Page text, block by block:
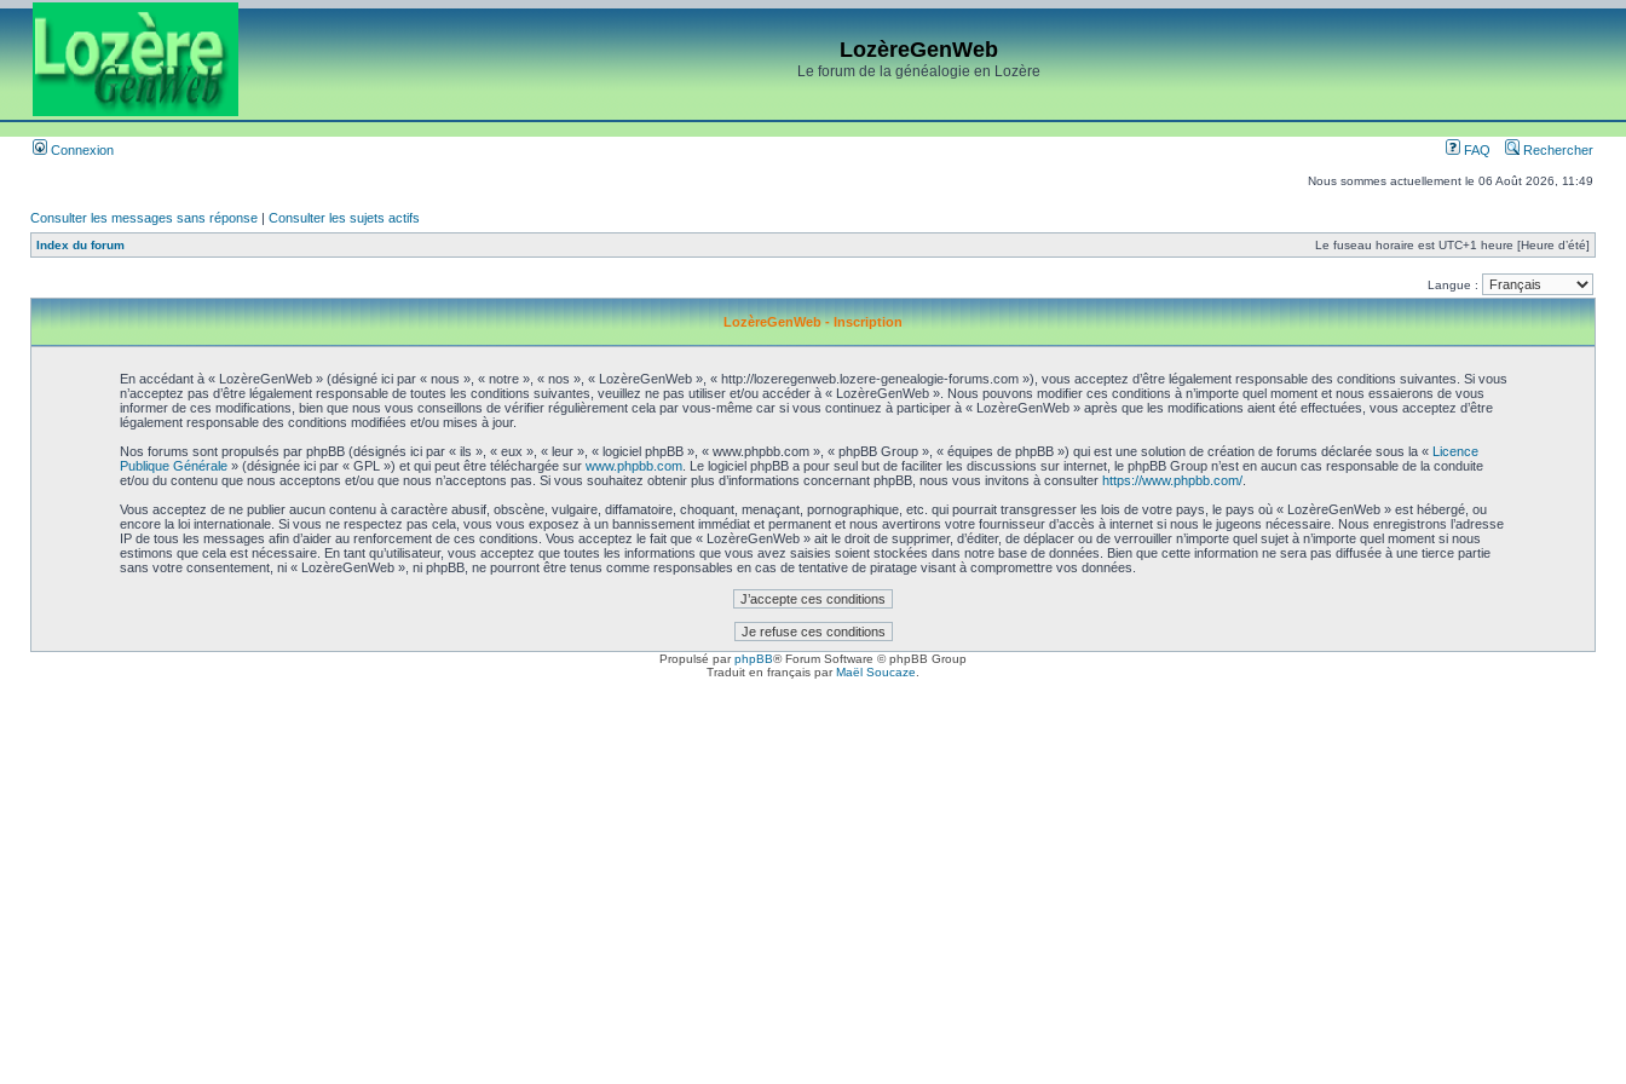
LozèreGenWeb
Le forum de la généalogie en Lozère
Connexion FAQ Rechercher
Nous sommes actuellement le 06 Août 2026, 11:49
Consulter les messages sans réponse | Consulter les sujets actifs
Index du forum Le fuseau horaire est UTC+1 heure [Heure d’été]
Langue :
LozèreGenWeb - Inscription
En accédant à « LozèreGenWeb » (désigné ici par « nous », « notre », « nos », « LozèreGenWeb », « http://lozeregenweb.lozere-genealogie-forums.com »), vous acceptez d’être légalement responsable des conditions suivantes. Si vous
n’acceptez pas d’être légalement responsable de toutes les conditions suivantes, veuillez ne pas utiliser et/ou accéder à « LozèreGenWeb ». Nous pouvons modifier ces conditions à n’importe quel moment et nous essaierons de vous
informer de ces modifications, bien que nous vous conseillons de vérifier régulièrement cela par vous-même car si vous continuez à participer à « LozèreGenWeb » après que les modifications aient été effectuées, vous acceptez d’être
légalement responsable des conditions modifiées et/ou mises à jour.
Nos forums sont propulsés par phpBB (désignés ici par « ils », « eux », « leur », « logiciel phpBB », « www.phpbb.com », « phpBB Group », « équipes de phpBB ») qui est une solution de création de forums déclarée sous la « Licence
Publique Générale» (désignée ici par « GPL ») et qui peut être téléchargée sur www.phpbb.com. Le logiciel phpBB a pour seul but de faciliter les discussions sur internet, le phpBB Group n’est en aucun cas responsable de la conduite
et/ou du contenu que nous acceptons et/ou que nous n’acceptons pas. Si vous souhaitez obtenir plus d’informations concernant phpBB, nous vous invitons à consulter https://www.phpbb.com/.
Vous acceptez de ne publier aucun contenu à caractère abusif, obscène, vulgaire, diffamatoire, choquant, menaçant, pornographique, etc. qui pourrait transgresser les lois de votre pays, le pays où « LozèreGenWeb » est hébergé, ou
encore la loi internationale. Si vous ne respectez pas cela, vous vous exposez à un bannissement immédiat et permanent et nous avertirons votre fournisseur d’accès à internet si nous le jugeons nécessaire. Nous enregistrons l’adresse
IP de tous les messages afin d’aider au renforcement de ces conditions. Vous acceptez le fait que « LozèreGenWeb » ait le droit de supprimer, d’éditer, de déplacer ou de verrouiller n’importe quel sujet à n’importe quel moment si nous
estimons que cela est nécessaire. En tant qu’utilisateur, vous acceptez que toutes les informations que vous avez saisies soient stockées dans notre base de données. Bien que cette information ne sera pas diffusée à une tierce partie
sans votre consentement, ni « LozèreGenWeb », ni phpBB, ne pourront être tenus comme responsables en cas de tentative de piratage visant à compromettre vos données.
Propulsé parphpBB® Forum Software © phpBB Group
Traduit en français parMaël Soucaze